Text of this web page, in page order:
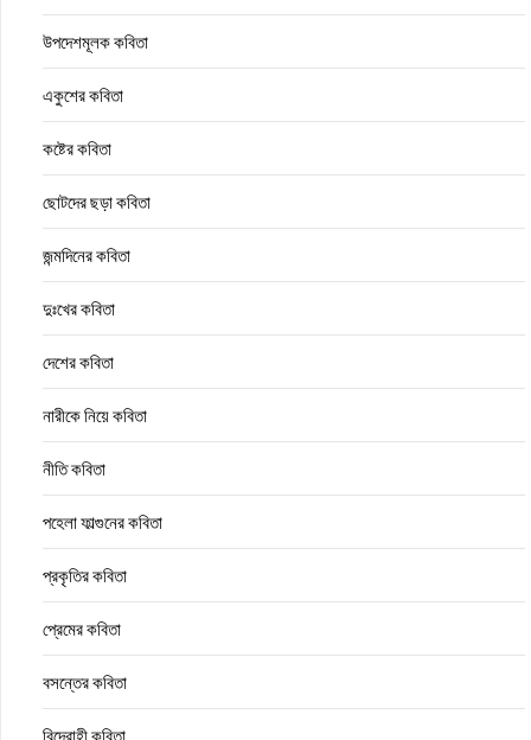
উপদেশমূলক কবিতা
একুশের কবিতা
কষ্টের কবিতা
ছোটদের ছড়া কবিতা
জন্মদিনের কবিতা
দুঃখের কবিতা
দেশের কবিতা
নারীকে নিয়ে কবিতা
নীতি কবিতা
পহেলা ফাল্গুনের কবিতা
প্রকৃতির কবিতা
প্রেমের কবিতা
বসন্তের কবিতা
বিদ্রোহী কবিতা